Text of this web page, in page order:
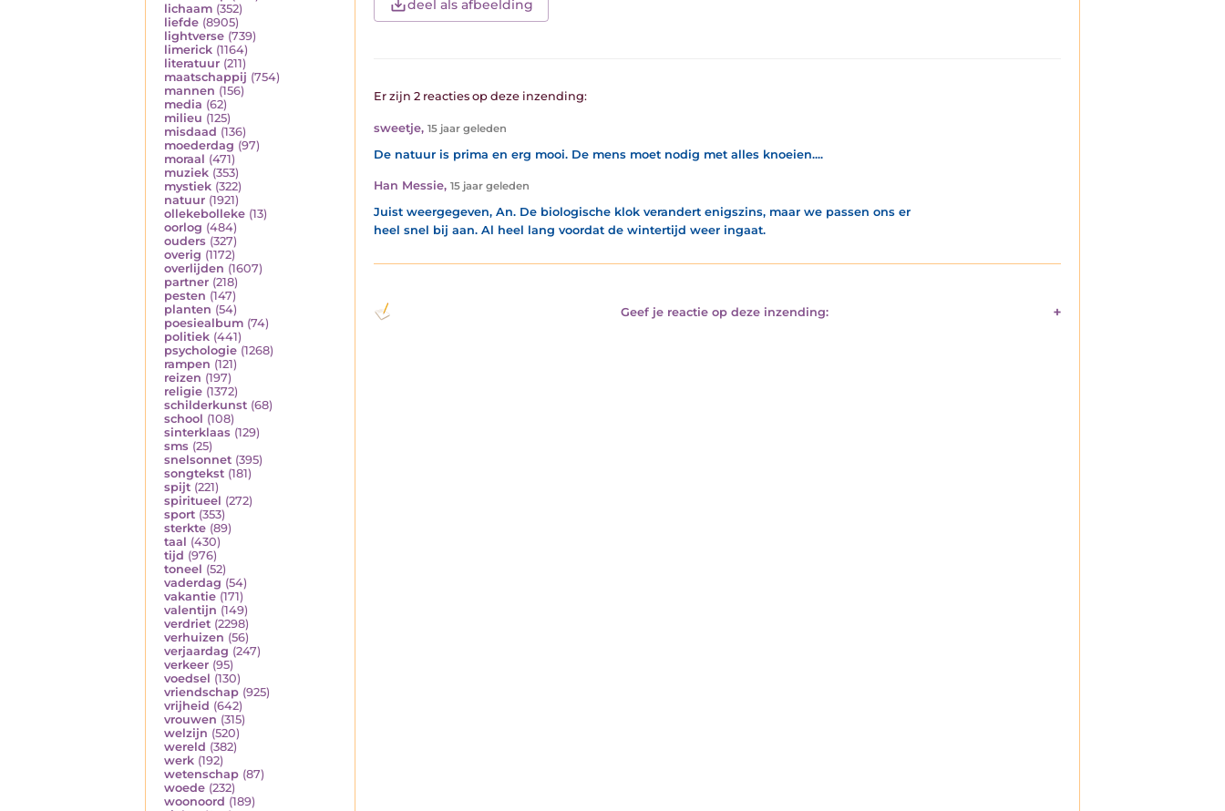
lichaam (352)
liefde (8905)
lightverse (739)
limerick (1164)
literatuur (211)
maatschappij (754)
mannen (156)
media (62)
milieu (125)
misdaad (136)
moederdag (97)
moraal (471)
muziek (353)
mystiek (322)
natuur (1921)
ollekebolleke (13)
oorlog (484)
ouders (327)
overig (1172)
overlijden (1607)
partner (218)
pesten (147)
planten (54)
poesiealbum (74)
politiek (441)
psychologie (1268)
rampen (121)
reizen (197)
religie (1372)
schilderkunst (68)
school (108)
sinterklaas (129)
sms (25)
snelsonnet (395)
songtekst (181)
spijt (221)
spiritueel (272)
sport (353)
sterkte (89)
taal (430)
tijd (976)
toneel (52)
vaderdag (54)
vakantie (171)
valentijn (149)
verdriet (2298)
verhuizen (56)
verjaardag (247)
verkeer (95)
voedsel (130)
vriendschap (925)
vrijheid (642)
vrouwen (315)
welzijn (520)
wereld (382)
werk (192)
wetenschap (87)
woede (232)
woonoord (189)
deel als afbeelding
Er zijn 2 reacties op deze inzending:
sweetje, 15 jaar geleden
De natuur is prima en erg mooi. De mens moet nodig met alles knoeien....
Han Messie, 15 jaar geleden
Juist weergegeven, An. De biologische klok verandert enigszins, maar we passen ons er
heel snel bij aan. Al heel lang voordat de wintertijd weer ingaat.
Geef je reactie op deze inzending: